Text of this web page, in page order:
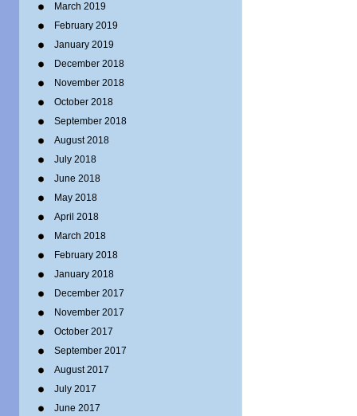
March 2019
February 2019
January 2019
December 2018
November 2018
October 2018
September 2018
August 2018
July 2018
June 2018
May 2018
April 2018
March 2018
February 2018
January 2018
December 2017
November 2017
October 2017
September 2017
August 2017
July 2017
June 2017